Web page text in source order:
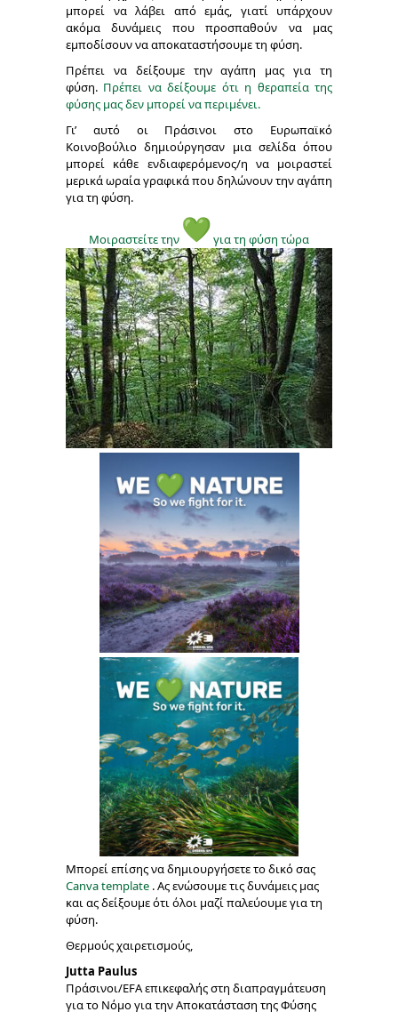
μπορεί να λάβει από εμάς, γιατί υπάρχουν
ακόμα δυνάμεις που προσπαθούν να μας
εμποδίσουν να αποκαταστήσουμε τη φύση.
Πρέπει να δείξουμε την αγάπη μας για τη
φύση. Πρέπει να δείξουμε ότι η θεραπεία της
φύσης μας δεν μπορεί να περιμένει.
Γι’ αυτό οι Πράσινοι στο Ευρωπαϊκό
Κοινοβούλιο δημιούργησαν μια σελίδα όπου
μπορεί κάθε ενδιαφερόμενος/η να μοιραστεί
μερικά ωραία γραφικά που δηλώνουν την αγάπη
για τη φύση.
Μοιραστείτε την για τη φύση τώρα
Μπορεί επίσης να δημιουργήσετε το δικό σας
Canva template . Ας ενώσουμε τις δυνάμεις μας
και ας δείξουμε ότι όλοι μαζί παλεύουμε για τη
φύση.
Θερμούς χαιρετισμούς,
Jutta Paulus
Πράσινοι/EFA επικεφαλής στη διαπραγμάτευση
για το Νόμο για την Αποκατάσταση της Φύσης